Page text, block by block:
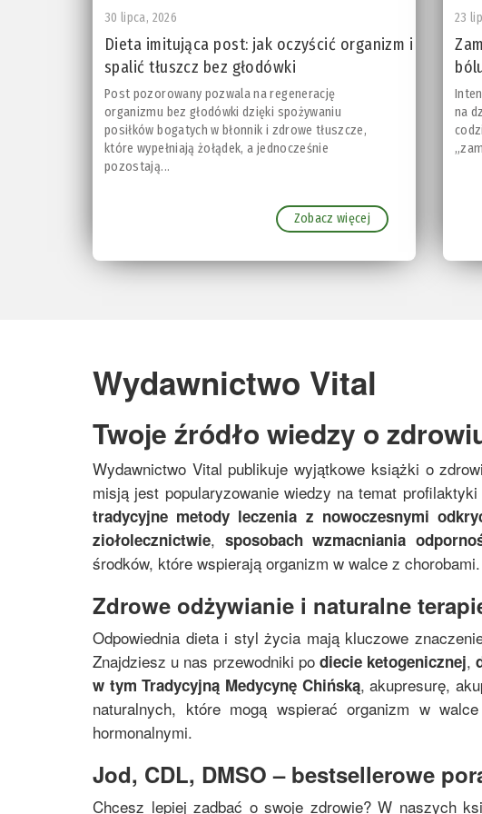
30 lipca, 2026
Dieta imitująca post: jak oczyścić organizm i
spalić tłuszcz bez głodówki
Post pozorowany pozwala na regenerację
organizmu bez głodówki dzięki spożywaniu
posiłków bogatych w błonnik i zdrowe tłuszcze,
które wypełniają żołądek, a jednocześnie
pozostają...
Zobacz więcej
23
na
Wydawnictwo Vital
Twoje źródło wiedzy o
Wydawnictwo Vital publikuje wyjątkowe książki o
misją jest popularyzowanie wiedzy na temat
tradycyjne metody leczenia z nowoczesnymi
ziołolecznictwie, sposobach wzmacniania
środków, które wspierają organizm w walce z chorobami.
Zdrowe odżywianie i naturalne
Odpowiednia dieta i styl życia mają kluczowe
Znajdziesz u nas przewodniki po diecie ketogenicznej,
w tymTradycyjną Medycynę Chińską, akupresurę,
naturalnych, które mogą wspierać organizm w
hormonalnymi.
Jod, CDL, DMSO – bestsellerowe
Chcesz lepiej zadbać o swoje zdrowie? W naszych